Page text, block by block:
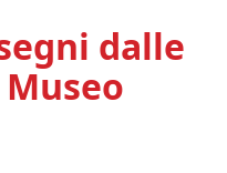
dalle